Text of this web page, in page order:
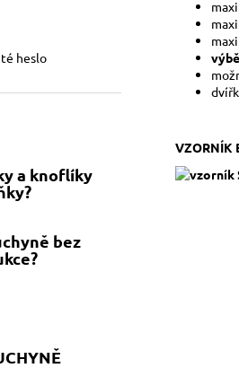
heslo
a knoflíky
bez
VZORNÍK